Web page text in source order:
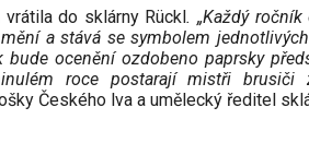
do sklárny Rückl. „Každý
a stává se symbolem
ocenění ozdobeno paprsky
roce postarají mistři brusiči
Českého lva a umělecký ředitel